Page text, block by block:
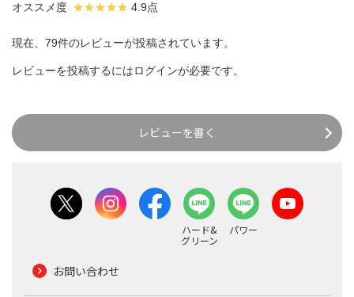
オススメ度 4.9点
現在、79件のレビューが投稿されています。
レビューを投稿するにはログインが必要です。
レビューを書く
ハード&
グリーン
パワー
お問い合わせ